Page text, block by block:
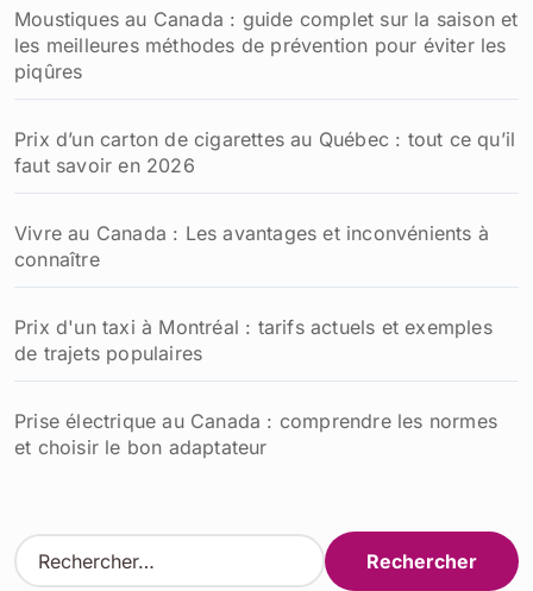
Moustiques au Canada : guide complet sur la saison et
les meilleures méthodes de prévention pour éviter les
piqûres
Prix d’un carton de cigarettes au Québec : tout ce qu’il
faut savoir en 2026
Vivre au Canada : Les avantages et inconvénients à
connaître
Prix d'un taxi à Montréal : tarifs actuels et exemples
de trajets populaires
Prise électrique au Canada : comprendre les normes
et choisir le bon adaptateur
R
e